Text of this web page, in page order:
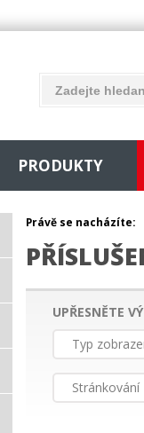
PRODUKTY
Právě se nacházíte:
UPŘESNĚTE
Typ
Stránkování